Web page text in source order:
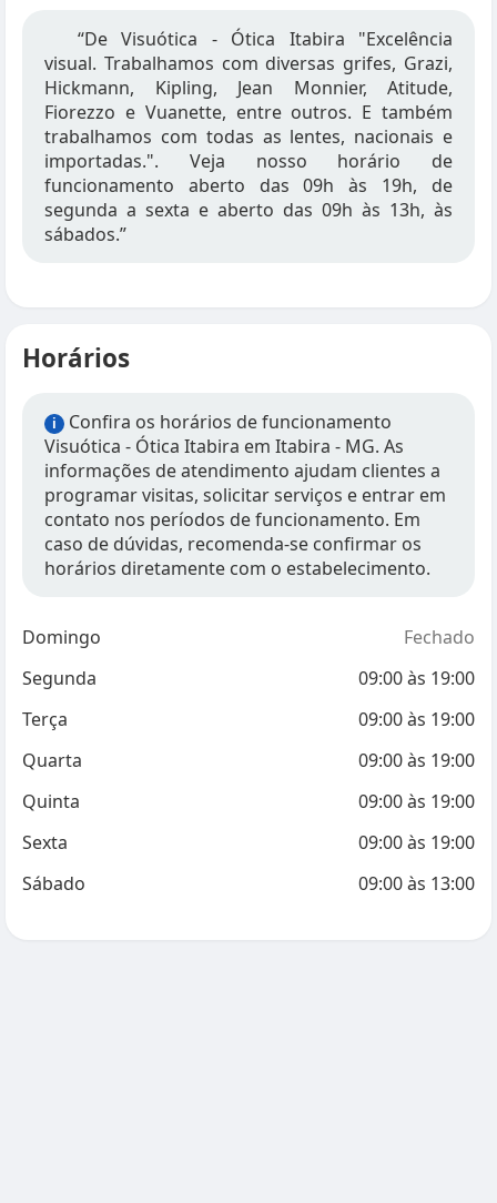
“De Visuótica - Ótica Itabira "Excelência
visual. Trabalhamos com diversas grifes, Grazi,
Hickmann, Kipling, Jean Monnier, Atitude,
Fiorezzo e Vuanette, entre outros. E também
trabalhamos com todas as lentes, nacionais e
importadas.". Veja nosso horário de
funcionamento aberto das 09h às 19h, de
segunda a sexta e aberto das 09h às 13h, às
sábados.”
Horários
i
Confira os horários de funcionamento
Visuótica - Ótica Itabira em Itabira - MG. As
informações de atendimento ajudam clientes a
programar visitas, solicitar serviços e entrar em
contato nos períodos de funcionamento. Em
caso de dúvidas, recomenda-se confirmar os
horários diretamente com o estabelecimento.
Domingo
Fechado
Segunda
09:00às 19:00
Terça
09:00às 19:00
Quarta
09:00às 19:00
Quinta
09:00às 19:00
Sexta
09:00às 19:00
Sábado
09:00às 13:00